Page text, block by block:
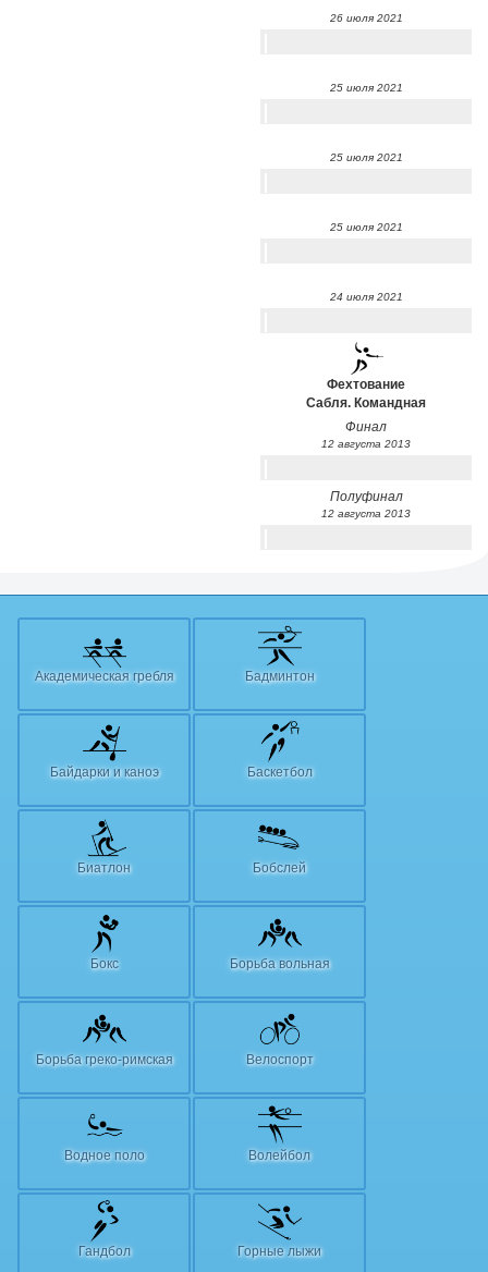
26 июля 2021
25 июля 2021
25 июля 2021
25 июля 2021
24 июля 2021
Фехтование
Сабля. Командная
Финал
12 августа 2013
Полуфинал
12 августа 2013
Академическая гребля Бадминтон
Байдарки и каноэ Баскетбол
Биатлон Бобслей
Бокс Борьба вольная
Борьба греко-римская Велоспорт
Водное поло Волейбол
Гандбол Горные лыжи